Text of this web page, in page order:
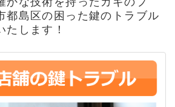
都島区の困った鍵のトラブル
たします！